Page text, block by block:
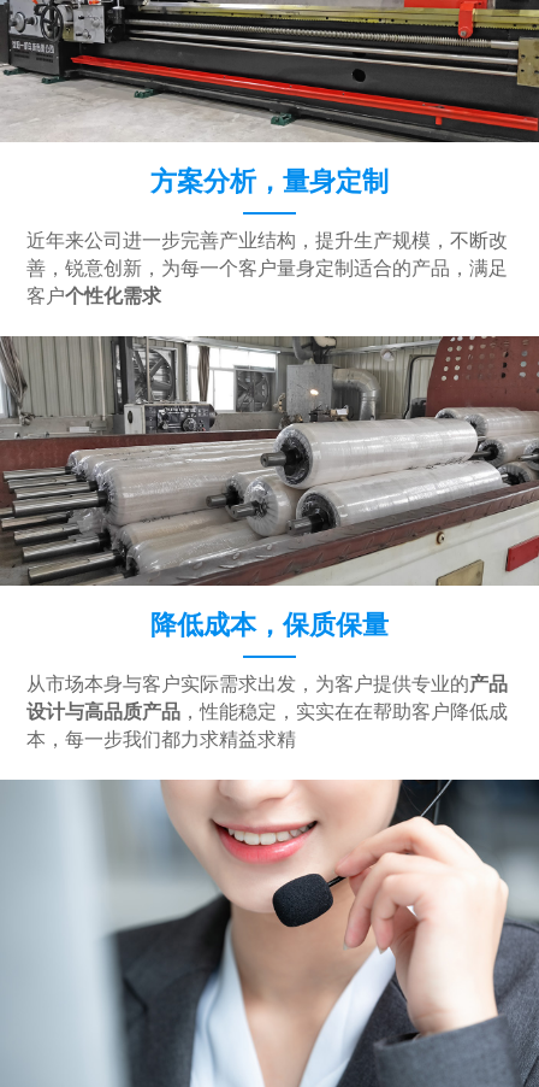
方案分析，量身定制
近年来公司进一步完善产业结构，提升生产规模，不断改
善，锐意创新，为每一个客户量身定制适合的产品，满足
客户个性化需求
降低成本，保质保量
从市场本身与客户实际需求出发，为客户提供专业的产品
设计与高品质产品 ，性能稳定，实实在在帮助客户降低成
本，每一步我们都力求精益求精